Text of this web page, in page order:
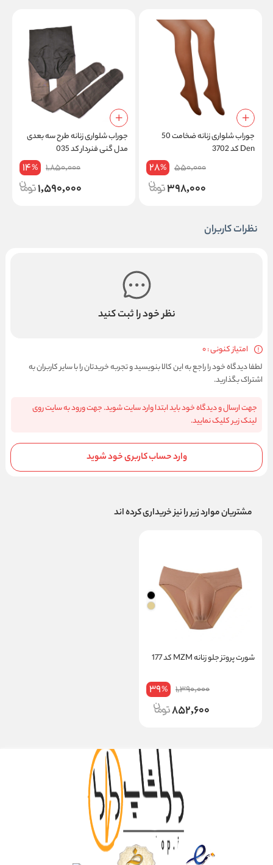
جوراب شلواری زنانه ضخامت 50
Den کد 3702
550,000
28%
398,000
جوراب شلواری زنانه طرح سه بعدی
مدل گنی فنردار کد 035
1,850,000
14%
1,590,000
نظرات کاربران
نظر خود را ثبت کنید
امتیاز کنونی : 0
لطفا دیدگاه خود را راجع به این کالا بنویسید و تجربه خریدتان را با سایر کاربران به
اشتراک بگذارید.
جهت ارسال و دیدگاه خود باید ابتدا وارد سایت شوید. جهت ورود به سایت روی
لینک زیر کلیک نمایید.
وارد حساب کاربری خود شوید
مشتریان موارد زیر را نیز خریداری کرده اند
شورت پروتز جلو زنانه MZM کد 177
1,390,000
39%
852,600